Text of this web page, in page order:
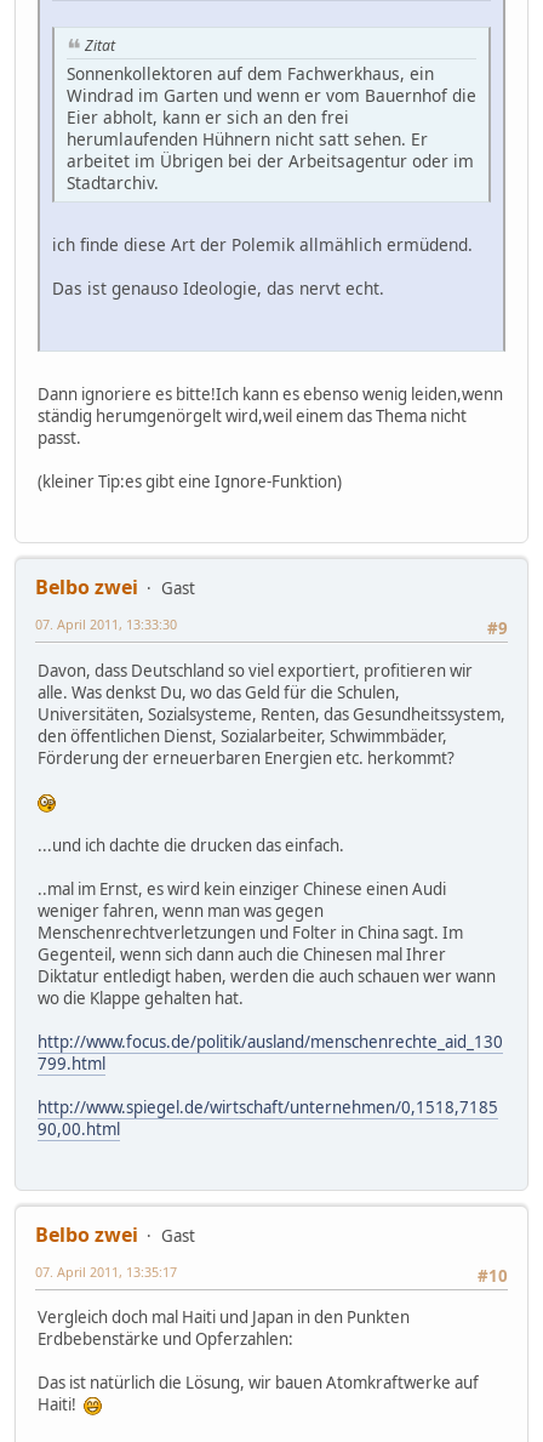
Zitat
Sonnenkollektoren auf dem Fachwerkhaus, ein
Windrad im Garten und wenn er vom Bauernhof die
Eier abholt, kann er sich an den frei
herumlaufenden Hühnern nicht satt sehen. Er
arbeitet im Übrigen bei der Arbeitsagentur oder im
Stadtarchiv.
ich finde diese Art der Polemik allmählich ermüdend.
Das ist genauso Ideologie, das nervt echt.
Dann ignoriere es bitte!Ich kann es ebenso wenig leiden,wenn
ständig herumgenörgelt wird,weil einem das Thema nicht
passt.
(kleiner Tip:es gibt eine Ignore-Funktion)
Belbo zwei
Gast
#9
07. April 2011, 13:33:30
Davon, dass Deutschland so viel exportiert, profitieren wir
alle. Was denkst Du, wo das Geld für die Schulen,
Universitäten, Sozialsysteme, Renten, das Gesundheitssystem,
den öffentlichen Dienst, Sozialarbeiter, Schwimmbäder,
Förderung der erneuerbaren Energien etc. herkommt?
...und ich dachte die drucken das einfach.
..mal im Ernst, es wird kein einziger Chinese einen Audi
weniger fahren, wenn man was gegen
Menschenrechtverletzungen und Folter in China sagt. Im
Gegenteil, wenn sich dann auch die Chinesen mal Ihrer
Diktatur entledigt haben, werden die auch schauen wer wann
wo die Klappe gehalten hat.
http://www.focus.de/politik/ausland/menschenrechte_aid_130
799.html
http://www.spiegel.de/wirtschaft/unternehmen/0,1518,7185
90,00.html
Belbo zwei
Gast
#10
07. April 2011, 13:35:17
Vergleich doch mal Haiti und Japan in den Punkten
Erdbebenstärke und Opferzahlen:
Das ist natürlich die Lösung, wir bauen Atomkraftwerke auf
Haiti!